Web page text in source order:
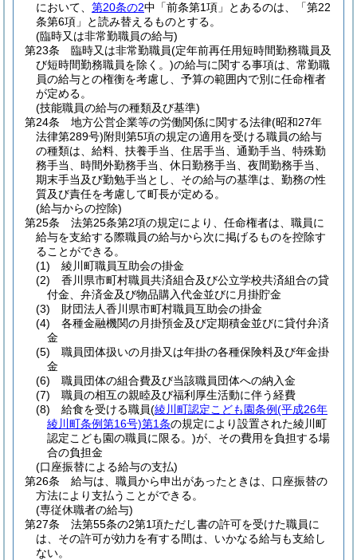
において、 第20条の2中「前条第1項」とあるのは、「第22
条第6項」と読み替えるものとする。
(臨時又は非常勤職員の給与)
第23条
臨時又は非常勤職員(定年前再任用短時間勤務職員及
び短時間勤務職員を除く。)の給与に関する事項は、常勤職
員の給与との権衡を考慮し、予算の範囲内で別に任命権者
が定める。
(技能職員の給与の種類及び基準)
第24条
地方公営企業等の労働関係に関する法律(昭和27年
法律第289号)附則第5項の規定の適用を受ける職員の給与
の種類は、給料、扶養手当、住居手当、通勤手当、特殊勤
務手当、時間外勤務手当、休日勤務手当、夜間勤務手当、
期末手当及び勤勉手当とし、その給与の基準は、勤務の性
質及び責任を考慮して町長が定める。
(給与からの控除)
第25条
法第25条第2項の規定により、任命権者は、職員に
給与を支給する際職員の給与から次に掲げるものを控除す
ることができる。
(1)
綾川町職員互助会の掛金
(2)
香川県市町村職員共済組合及び公立学校共済組合の貸
付金、弁済金及び物品購入代金並びに月掛貯金
(3)
財団法人香川県市町村職員互助会の掛金
(4)
各種金融機関の月掛預金及び定期積金並びに貸付弁済
金
(5)
職員団体扱いの月掛又は年掛の各種保険料及び年金掛
金
(6)
職員団体の組合費及び当該職員団体への納入金
(7)
職員の相互の親睦及び福利厚生活動に伴う経費
(8)
給食を受ける職員(綾川町認定こども園条例(平成26年
綾川町条例第16号)第1条の規定により設置された綾川町
認定こども園の職員に限る。)が、その費用を負担する場
合の負担金
(口座振替による給与の支払)
第26条
給与は、職員から申出があったときは、口座振替の
方法により支払うことができる。
(専従休職者の給与)
第27条
法第55条の2第1項ただし書の許可を受けた職員に
は、その許可が効力を有する間は、いかなる給与も支給し
ない。